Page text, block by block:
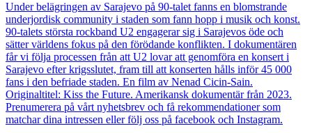
Under belägringen av Sarajevo på 90-talet fanns en blomstrande
underjordisk community i staden som fann hopp i musik och konst.
90-talets största rockband U2 engagerar sig i Sarajevos öde och
sätter världens fokus på den förödande konflikten. I dokumentären
får vi följa processen från att U2 lovar att genomföra en konsert i
Sarajevo efter krigsslutet, fram till att konserten hålls inför 45 000
fans i den befriade staden. En film av Nenad Cicin-Sain.
Originaltitel: Kiss the Future. Amerikansk dokumentär från 2023.
Prenumerera på vårt nyhetsbrev och få rekommendationer som
matchar dina intressen eller följ oss på facebook och Instagram.